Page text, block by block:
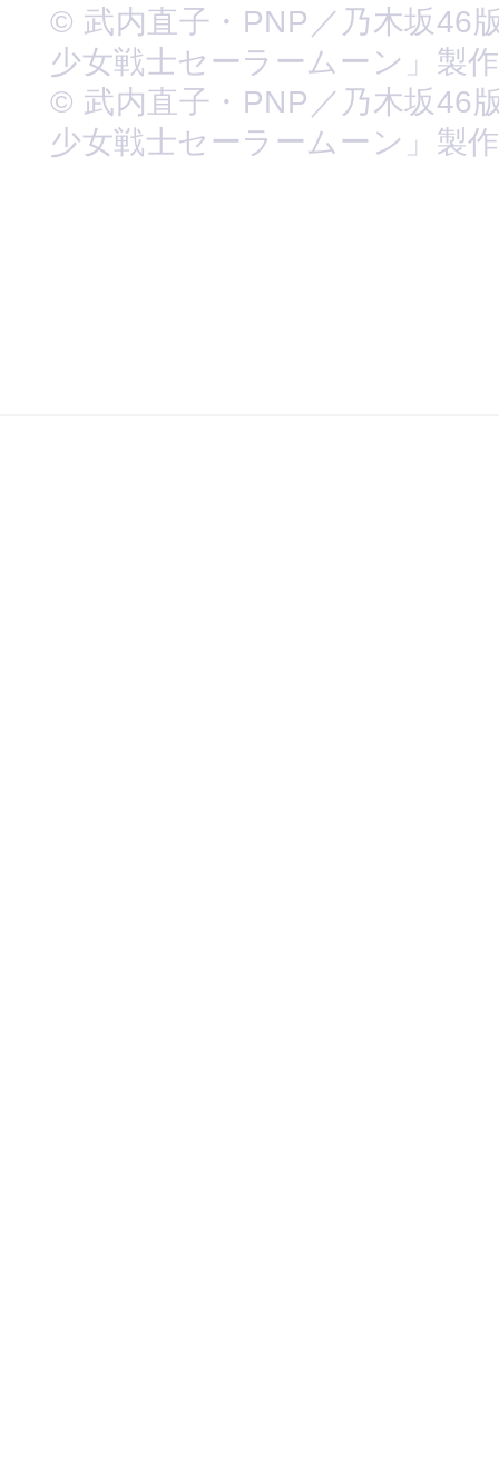
© 武内直子・PNP／乃木坂46
少女戦士セーラームーン」製
© 武内直子・PNP／乃木坂46
少女戦士セーラームーン」製